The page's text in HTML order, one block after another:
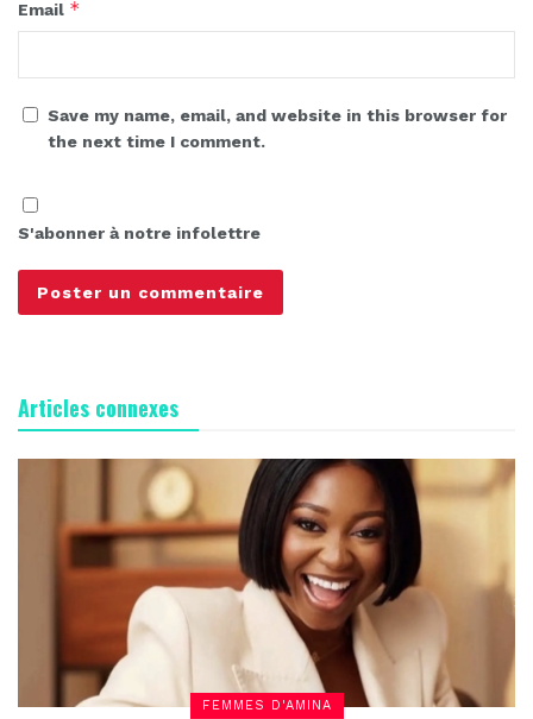
Email *
Save my name, email, and website in this browser for
the next time I comment.
S'abonner à notre infolettre
Articles connexes
FEMMES D'AMINA